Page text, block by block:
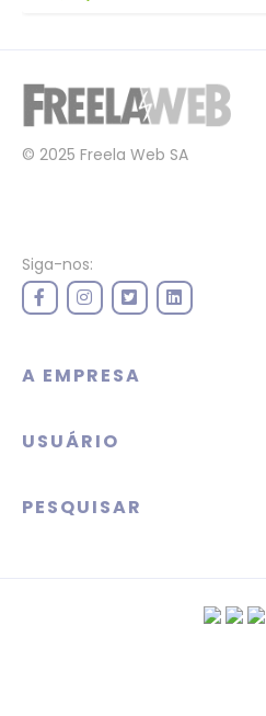
© 2025 Freela Web SA
Siga-nos:
A EMPRESA
USUÁRIO
PESQUISAR